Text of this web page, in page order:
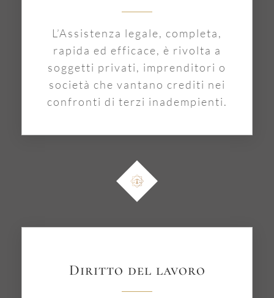
L’Assistenza legale, completa,
rapida ed efficace, è rivolta a
soggetti privati, imprenditori o
società che vantano crediti nei
confronti di terzi inadempienti.
Diritto del lavoro